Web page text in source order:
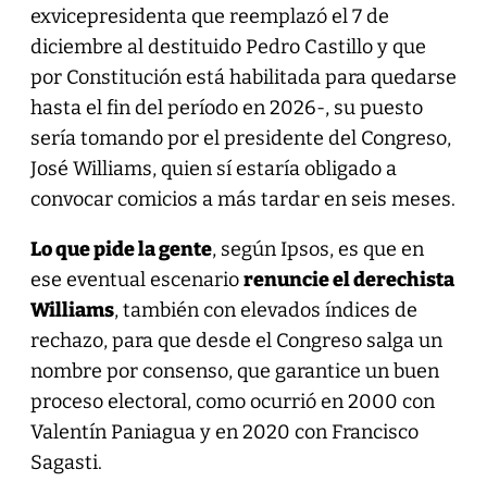
exvicepresidenta que reemplazó el 7 de
diciembre al destituido Pedro Castillo y que
por Constitución está habilitada para quedarse
hasta el fin del período en 2026-, su puesto
sería tomando por el presidente del Congreso,
José Williams, quien sí estaría obligado a
convocar comicios a más tardar en seis meses.
Lo que pide la gente, según Ipsos, es que en
ese eventual escenariorenuncie el derechista
Williams, también con elevados índices de
rechazo, para que desde el Congreso salga un
nombre por consenso, que garantice un buen
proceso electoral, como ocurrió en 2000 con
Valentín Paniagua y en 2020 con Francisco
Sagasti.